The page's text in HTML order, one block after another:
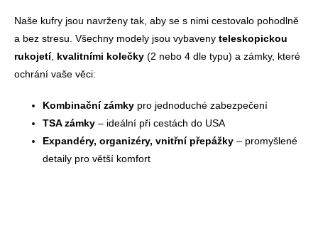
Naše kufry jsou navrženy tak, aby se s nimi cestovalo pohodlně
a bez stresu. Všechny modely jsou vybaveny teleskopickou
rukojetí, kvalitními kolečky (2 nebo 4 dle typu) a zámky, které
ochrání vaše věci:
Kombinační zámky pro jednoduché zabezpečení
TSA zámky – ideální při cestách do USA
Expandéry, organizéry, vnitřní přepážky – promyšlené
detaily pro větší komfort